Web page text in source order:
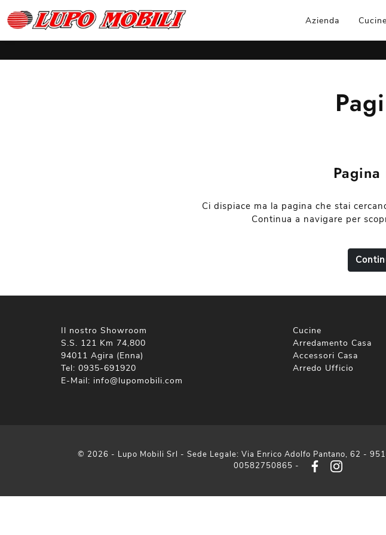
Azienda Cucine
Ci dispiace ma la pagina che stai
Continua a navigare per
Il nostro Showroom
S.S. 121 Km 74,800
94011 Agira (Enna)
Tel: 0935-691920
E-Mail: info@lupomobili.com
Cucine
Arredamento Casa
Accessori Casa
Arredo Ufficio
© 2026 - Lupo Mobili Srl - Sede Legale: Via Enrico Adolfo Pantano, 62 -
00582750865 -